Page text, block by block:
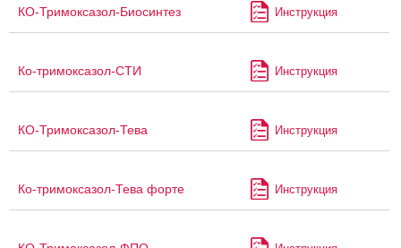
КО-Тримоксазол-Биосинтез Инструкция
Ко-тримоксазол-СТИ Инструкция
КО-Тримоксазол-Тева Инструкция
Ко-тримоксазол-Тева форте Инструкция